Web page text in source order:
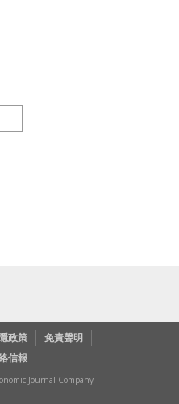
政策
免責聲明
信報
Journal Company